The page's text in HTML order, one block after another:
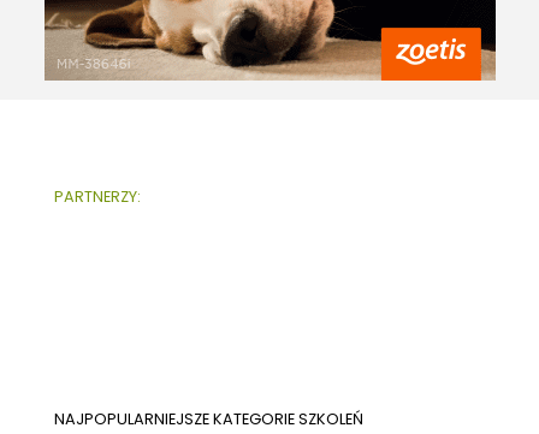
PARTNERZY:
NAJPOPULARNIEJSZE KATEGORIE SZKOLEŃ